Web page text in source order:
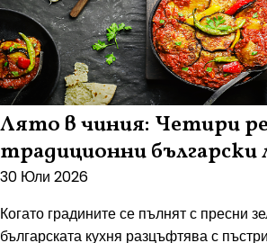
Лято в чиния: Четири
традиционни
30 Юли 2026
Когато градините се пълнят с пресни
българската кухня разцъфтява с